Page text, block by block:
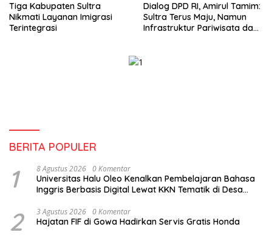
Tiga Kabupaten Sultra
Nikmati Layanan Imigrasi
Terintegrasi
Dialog DPD RI, Amirul Tamim:
Sultra Terus Maju, Namun
Infrastruktur Pariwisata dan
BERITA POPULER
1 8 Agustus 2026 0 Komentar
Universitas Halu Oleo Kenalkan Pembelajaran Bahasa
Inggris Berbasis Digital Lewat KKN Tematik di Desa
2 3 Agustus 2026 0 Komentar
Hajatan FIF di Gowa Hadirkan Servis Gratis Honda